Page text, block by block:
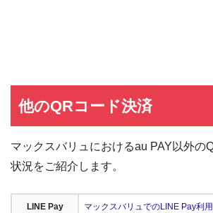
他のQRコード決済
マックスバリュにおけるau PAY以外の
状況をご紹介します。
LINE Pay マックスバリュでのLINE Pay利